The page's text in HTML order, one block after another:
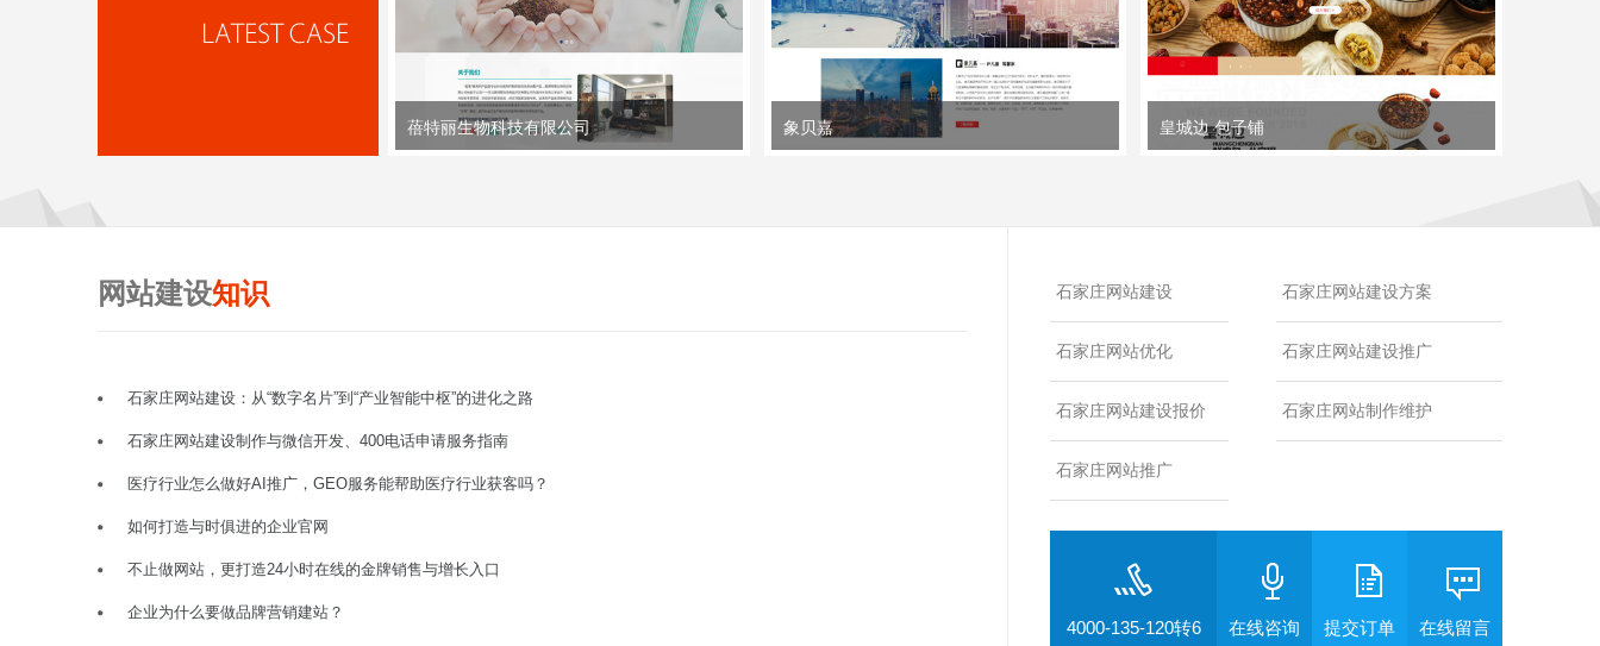
蓓特丽生物科技有限公司 象贝嘉 皇城边 包子铺
网站建设知识
石家庄网站建设：从“数字名片”到“产业智能中枢”的进化之路
石家庄网站建设制作与微信开发、400电话申请服务指南
医疗行业怎么做好AI推广，GEO服务能帮助医疗行业获客吗？
如何打造与时俱进的企业官网
不止做网站，更打造24小时在线的金牌销售与增长入口
企业为什么要做品牌营销建站？
石家庄网站建设
石家庄网站优化
石家庄网站建设报价
石家庄网站推广
石家庄网站建设方案
石家庄网站建设推广
石家庄网站制作维护
4000-135-120转6 在线咨询 提交订单 在线留言